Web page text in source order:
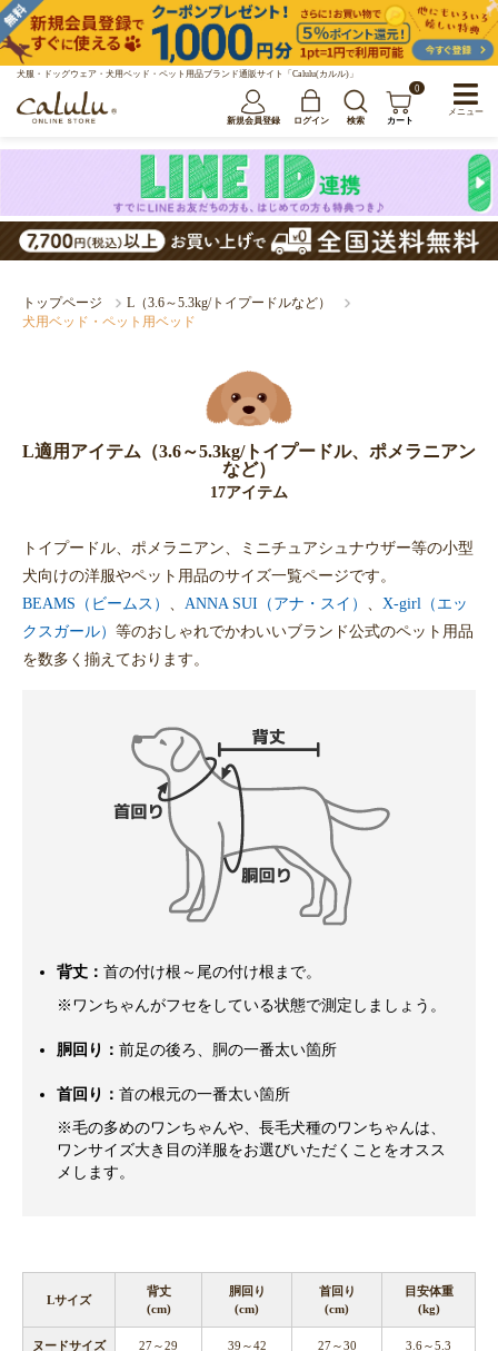
犬服・ドッグウェア・犬用ベッド・ペット用品ブランド通販サイト「Calulu(カルル)」
新規会員登録 ログイン 検索
0
カート
トップページ
L（3.6～5.3kg/トイプードルなど）
犬用ベッド・ペット用ベッド
L適用アイテム（3.6～5.3kg/トイプードル、ポメラニアン
など）
17アイテム
トイプードル、ポメラニアン、ミニチュアシュナウザー等の小型
犬向けの洋服やペット用品のサイズ一覧ページです。
BEAMS（ビームス）
ANNA SUI（アナ・スイ）
X-girl（エッ
クスガール） 等のおしゃれでかわいいブランド公式のペット用品
を数多く揃えております。
背丈： 首の付け根～尾の付け根まで。
※ワンちゃんがフセをしている状態で測定しましょう。
胴回り： 前足の後ろ、胴の一番太い箇所
首回り： 首の根元の一番太い箇所
※毛の多めのワンちゃんや、長毛犬種のワンちゃんは、
ワンサイズ大き目の洋服をお選びいただくことをオスス
メします。
Lサイズ
背丈
(cm)
胴回り
(cm)
首回り
(cm)
目安体重
(kg)
ヌードサイズ 27～29 39～42 27～30 3.6～5.3
メニュー